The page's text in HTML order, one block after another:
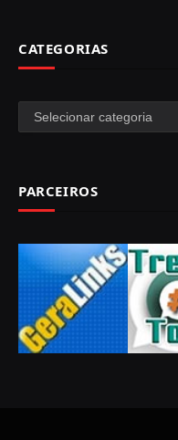
CATEGORIAS
Categorias
PARCEIROS